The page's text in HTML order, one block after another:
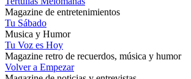
Magazine de entretenimientos
Tu Sábado
Musica y Humor
Tu Voz es Hoy
Magazine retro de recuerdos, música y humor
Volver a Empezar